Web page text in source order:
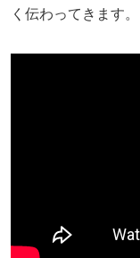
く伝わってきます。